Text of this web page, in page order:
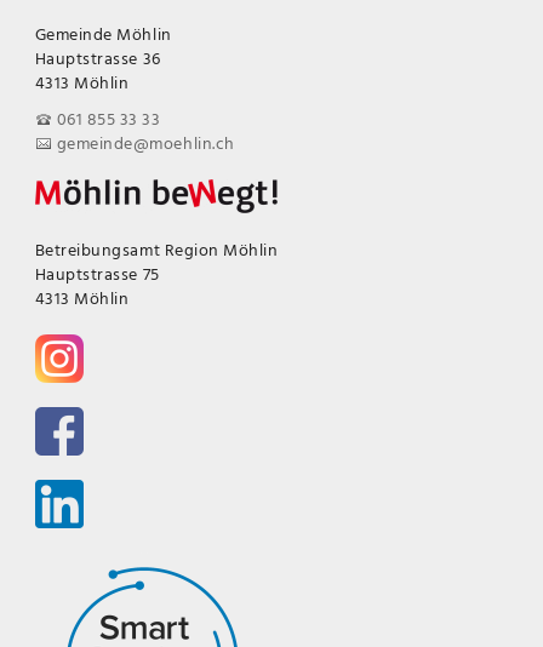
Gemeinde Möhlin
Hauptstrasse 36
4313 Möhlin
061 855 33 33
gemeinde@moehlin.ch
Betreibungsamt Region Möhlin
Hauptstrasse 75
4313 Möhlin